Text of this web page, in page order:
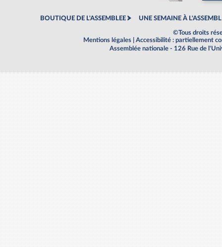
BOUTIQUE DE L'ASSEMBLEE UNE SEMAINE À
©Tous droits
Mentions légales
Accessibilité : partiellement
Assemblée nationale - 126 Rue de